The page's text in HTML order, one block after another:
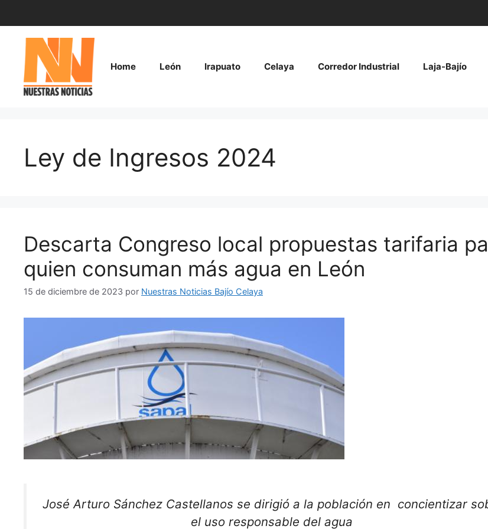
contenido
Home León Irapuato Celaya Corredor Industrial Laja-Bajío
Ley de Ingresos 2024
Descarta Congreso local propuestas tarifaria
quien consuman más agua en León
15 de diciembre de 2023 por Nuestras Noticias Bajío Celaya
José Arturo Sánchez Castellanos se dirigió a la población en concientizar
el uso responsable del agua